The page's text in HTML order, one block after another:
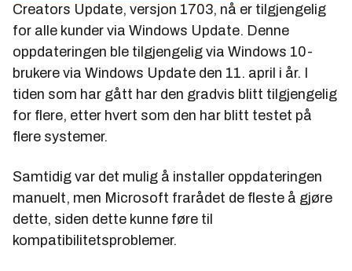
Creators Update, versjon 1703, nå er tilgjengelig
for alle kunder via Windows Update. Denne
oppdateringen ble tilgjengelig via Windows 10-
brukere via Windows Update den 11. april i år. I
tiden som har gått har den gradvis blitt tilgjengelig
for flere, etter hvert som den har blitt testet på
flere systemer.
Samtidig var det mulig å installer oppdateringen
manuelt, men Microsoft frarådet de fleste å gjøre
dette, siden dette kunne føre til
kompatibilitetsproblemer.